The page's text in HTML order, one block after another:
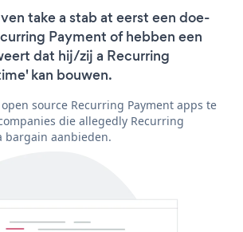
take a stab at eerst een doe-
Payment of hebben een
dat hij/zij a Recurring
kan bouwen.
source Recurring Payment apps te
die allegedly Recurring
bargain aanbieden.